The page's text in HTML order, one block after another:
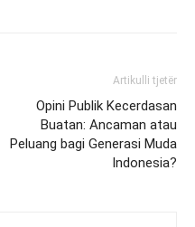
Artikulli tjetër
Opini Publik Kecerdasan
Buatan: Ancaman atau
Peluang bagi Generasi Muda
Indonesia?